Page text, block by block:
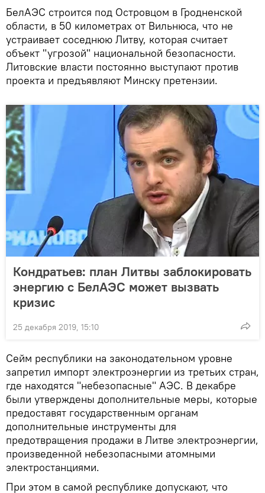
БелАЭС строится под Островцом в Гродненской
области, в 50 километрах от Вильнюса, что не
устраивает соседнюю Литву, которая считает
объект "угрозой" национальной безопасности.
Литовские власти постоянно выступают против
проекта и предъявляют Минску претензии.
Кондратьев: план Литвы заблокировать
энергию с БелАЭС может вызвать
кризис
25 декабря 2019, 15:10
Сейм республики на законодательном уровне
запретил импорт электроэнергии из третьих стран,
где находятся "небезопасные" АЭС. В декабре
были утверждены дополнительные меры, которые
предоставят государственным органам
дополнительные инструменты для
предотвращения продажи в Литве электроэнергии,
произведенной небезопасными атомными
электростанциями.
При этом в самой республике допускают, что